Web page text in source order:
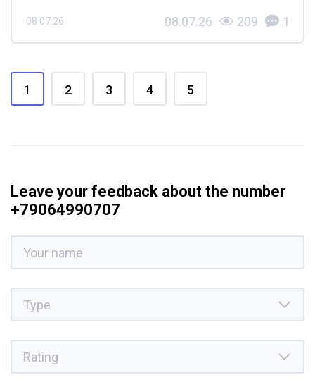
08.07.26 08.07.26 209 1
1 2 3 4 5
Leave your feedback about the number
+79064990707